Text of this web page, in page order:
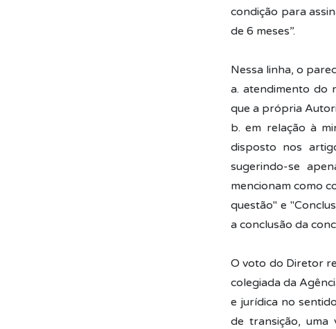
condição para
de 6 meses”.
Nessa linha, o
a. atendimento do
que a própria
b. em relação à
disposto nos
sugerindo-se
mencionam como
questão" e
a conclusão da
O voto do Diretor
colegiada da
e jurídica no
de transição, uma